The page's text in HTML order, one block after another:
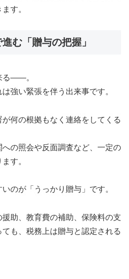
す。
む「贈与の把握」
る――。
強い緊張を伴う出来事です。
何の根拠もなく連絡をしてくる
の照会や反面調査など、一定の
す。
のが「うっかり贈与」です。
助、教育費の補助、保険料の支
も、税務上は贈与と認定される